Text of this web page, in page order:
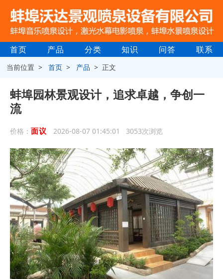
首页 产品 分类 知识 问答 联系
当前位置 >首页 > 产品 > 正文
蚌埠园林景观设计，追求卓越，争创一
流
价格： 面议 2026-08-07 01:45:01 3053次浏览